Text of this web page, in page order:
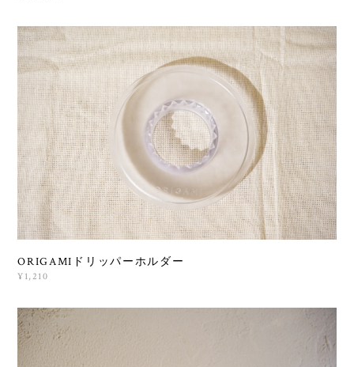
ORIGAMIドリッパーホルダー
¥1,210